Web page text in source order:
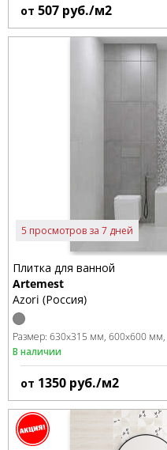
от 507 руб./м2
5 просмотров за 7 дней
Плитка для ванной
Artemest
Azori (Россия)
Размер: 630x315 мм 600x600 мм
В наличии
от 1350 руб./м2